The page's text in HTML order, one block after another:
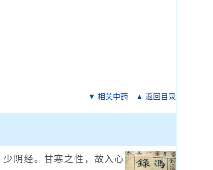
▼ 相关中药 ▲ 返回目录
阴经。甘寒之性，故入心